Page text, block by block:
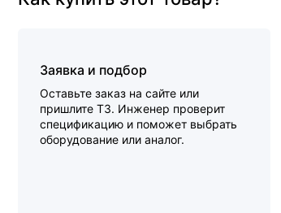
Заявка и подбор
Оставьте заказ на сайте или
пришлите ТЗ. Инженер проверит
спецификацию и поможет выбрать
оборудование или аналог.